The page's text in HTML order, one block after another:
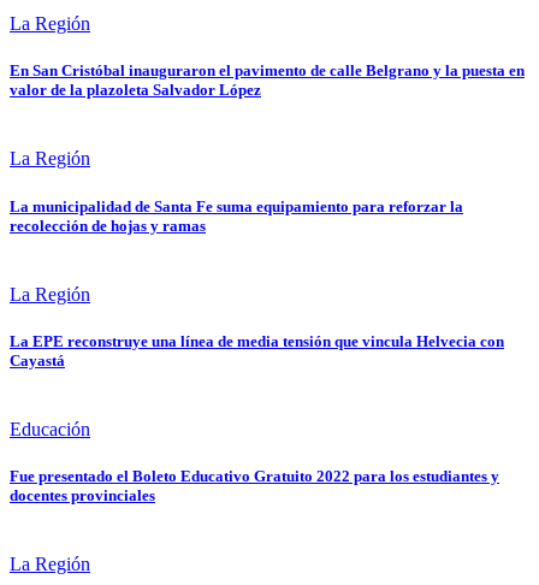
La Región
En San Cristóbal inauguraron el pavimento de calle Belgrano y la puesta en
valor de la plazoleta Salvador López
La Región
La municipalidad de Santa Fe suma equipamiento para reforzar la
recolección de hojas y ramas
La Región
La EPE reconstruye una línea de media tensión que vincula Helvecia con
Cayastá
Educación
Fue presentado el Boleto Educativo Gratuito 2022 para los estudiantes y
docentes provinciales
La Región